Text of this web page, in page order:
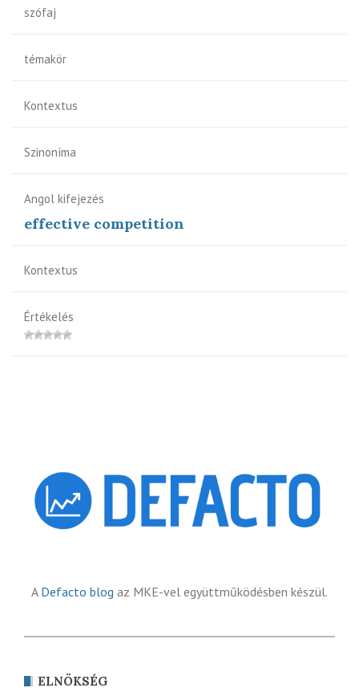
szófaj
témakör
Kontextus
Szinoníma
Angol kifejezés
effective competition
Kontextus
Értékelés
A Defacto blog az MKE-vel együttműködésben készül.
ELNÖKSÉG